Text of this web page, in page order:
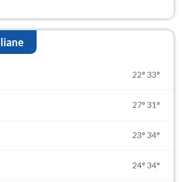
22° 33°
27° 31°
23° 34°
24° 34°